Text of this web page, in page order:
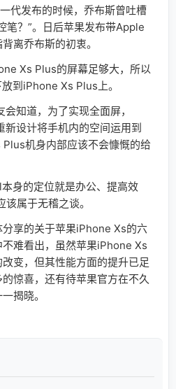
发布的时候，乔布斯曾吐槽
笔？”。日后苹果发布带Apple
离乔布斯的初衷。
Xs Plus的屏幕足够大，所以
到iPhone Xs Plus上。
道，为了实现全面屏，
设计将手机内的空间运用到
机身内部应该不会慷慨的给
的定位就是办公、提高效
属于无稽之谈。
享的关于苹果iPhone Xs的六
难看出，虽然苹果iPhone Xs
变，但其性能方面的提升已足
惊喜，还有待苹果官方在不久
揭晓。